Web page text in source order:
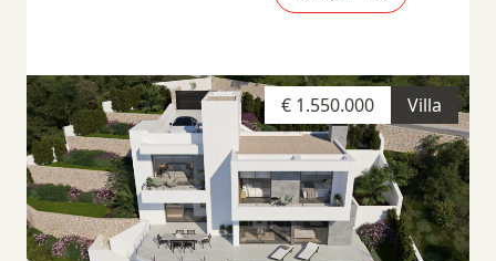
Villa
€ 1.550.000